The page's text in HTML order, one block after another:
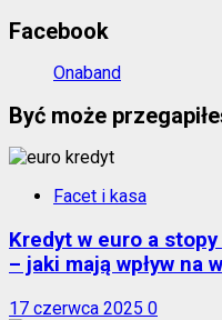
Facebook
Onaband
Być może
Facet i kasa
Kredyt w euro a
– jaki mają wpływ na
17 czerwca 2025 0